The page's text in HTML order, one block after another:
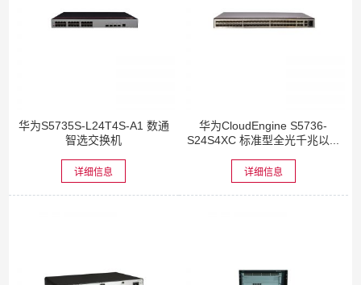
华为S5735S-L24T4S-A1 数通
智选交换机
详细信息
华为CloudEngine S5736-
S24S4XC 标准型全光千兆以...
详细信息